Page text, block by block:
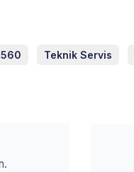
Teknik Servis